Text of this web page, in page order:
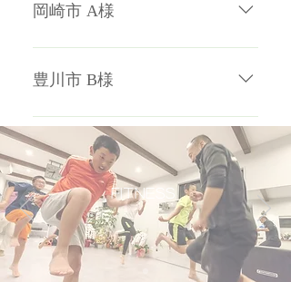
岡崎市 A様
新しい質問を追加するには、アプ
リの設定から「質問を管理」ボタ
豊川市 B様
はい! 画像を追加するには、以下
の手順に従ってください： アプリ
設定を開きます。 「質問を管理」
ボタンををクリックします。 画像
を添付したい質問をクリックして
ください。 回答を編集中に、画像
アイコンをクリックしてライブラ
リから画像を追加してください。
Fitness